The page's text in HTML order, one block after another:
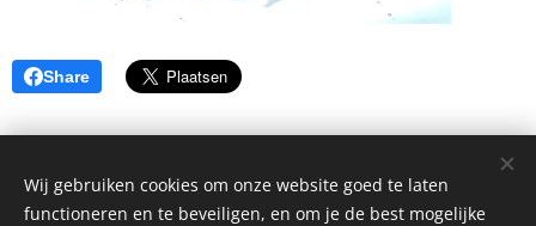
Share
Wij gebruiken cookies om onze website goed te laten
functioneren en te beveiligen, en om je de best mogelijke